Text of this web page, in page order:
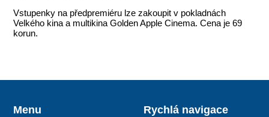
Vstupenky na předpremiéru lze zakoupit v pokladnách
Velkého kina a multikina Golden Apple Cinema. Cena je 69
korun.
Menu Rychlá navigace